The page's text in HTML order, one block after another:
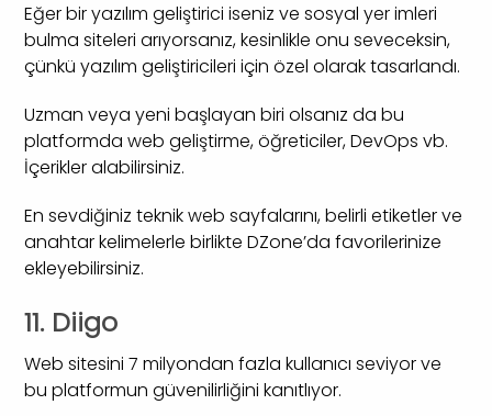
Eğer bir yazılım geliştirici iseniz ve sosyal yer imleri
bulma siteleri arıyorsanız, kesinlikle onu seveceksin,
çünkü yazılım geliştiricileri için özel olarak tasarlandı.
Uzman veya yeni başlayan biri olsanız da bu
platformda web geliştirme, öğreticiler, DevOps vb.
İçerikler alabilirsiniz.
En sevdiğiniz teknik web sayfalarını, belirli etiketler ve
anahtar kelimelerle birlikte DZone’da favorilerinize
ekleyebilirsiniz.
11. Diigo
Web sitesini 7 milyondan fazla kullanıcı seviyor ve
bu platformun güvenilirliğini kanıtlıyor.